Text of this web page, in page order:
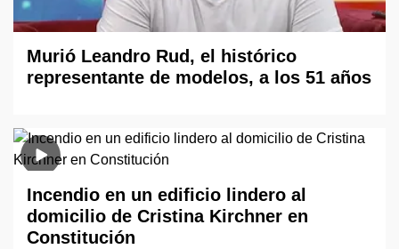
Murió Leandro Rud, el histórico
representante de modelos, a los 51 años
Incendio en un edificio lindero al
domicilio de Cristina Kirchner en
Constitución